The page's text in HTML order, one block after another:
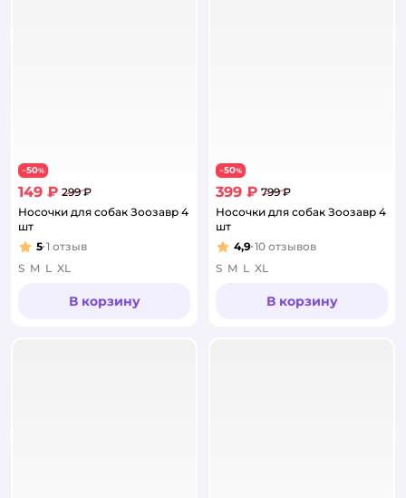
−50%
149 ₽ 299 ₽
Носочки для собак Зоозавр 4
шт
Рейтинг:
5 1 отзыв
S M L XL
В корзину
−50%
399 ₽ 799 ₽
Носочки для собак Зоозавр 4
шт
Рейтинг:
4,9 10 отзывов
S M L XL
В корзину